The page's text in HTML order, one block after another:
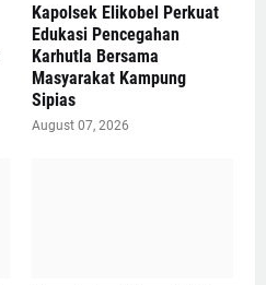
Kapolsek Elikobel Perkuat
Edukasi Pencegahan
Karhutla Bersama
Masyarakat Kampung
Sipias
August 07, 2026